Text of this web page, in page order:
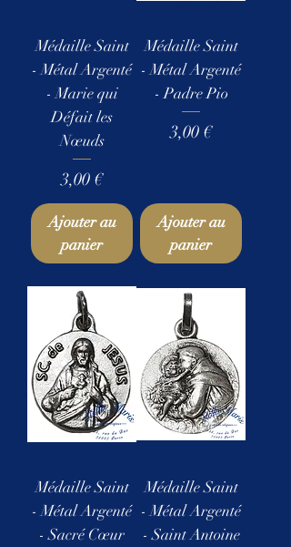
Médaille Saint
- Métal Argenté
- Marie qui
Défait les
Nœuds
Prix
3,00 €
Ajouter au
panier
Médaille Saint
- Métal Argenté
- Padre Pio
Prix
3,00 €
Ajouter au
panier
Médaille Saint
- Métal Argenté
- Sacré Cœur
Médaille Saint
- Métal Argenté
- Saint Antoine